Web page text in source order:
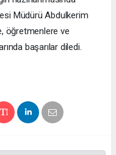
Müdürü Abdulkerim
öğretmenlere ve
başarılar diledi.